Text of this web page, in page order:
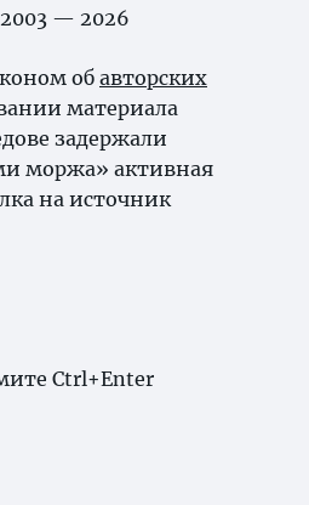
2003 — 2026
об авторских
материала
задержали
моржа» активная
на источник
Ctrl+Enter